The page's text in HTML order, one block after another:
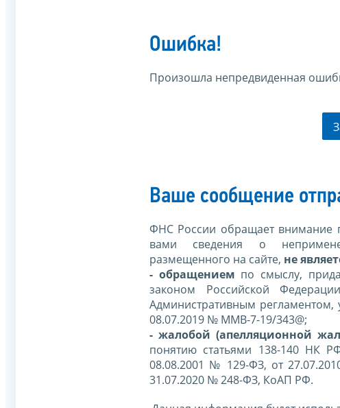
Ошибка!
Произошла непредвиденная
Ваше сообщение
ФНС России обращает внимание
вами сведения о
размещенного на сайте, не
- обращением по смыслу,
законом Российской
Административным
08.07.2019 № ММВ-7-19/343@;
- жалобой (апелляционной
понятию статьями 138-140 НК
08.08.2001 № 129-ФЗ, от
31.07.2020 № 248-ФЗ, КоАП РФ.